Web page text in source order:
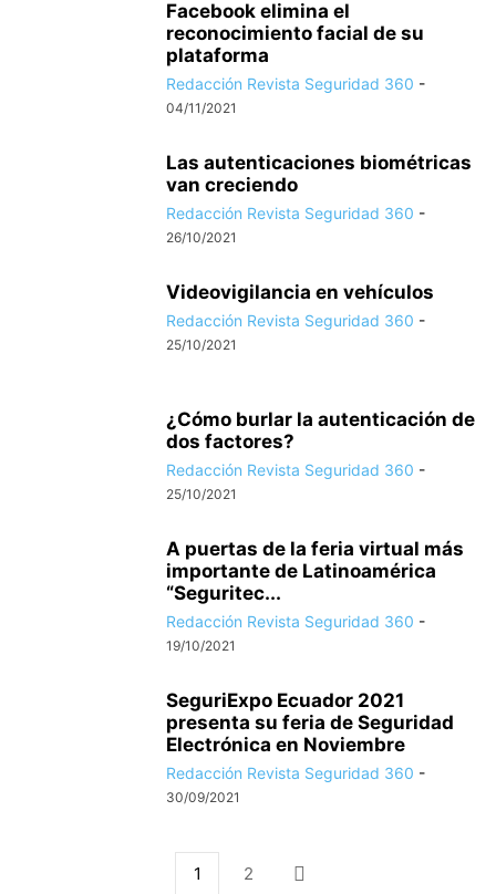
Facebook elimina el
reconocimiento facial de su
plataforma
Redacción Revista Seguridad 360 -
04/11/2021
Las autenticaciones biométricas
van creciendo
Redacción Revista Seguridad 360 -
26/10/2021
Videovigilancia en vehículos
Redacción Revista Seguridad 360 -
25/10/2021
¿Cómo burlar la autenticación de
dos factores?
Redacción Revista Seguridad 360 -
25/10/2021
A puertas de la feria virtual más
importante de Latinoamérica
“Seguritec...
Redacción Revista Seguridad 360 -
19/10/2021
SeguriExpo Ecuador 2021
presenta su feria de Seguridad
Electrónica en Noviembre
Redacción Revista Seguridad 360 -
30/09/2021
1 2